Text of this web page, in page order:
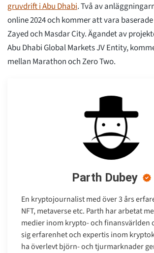
gruvdrift i Abu Dhabi. Två av
online 2024 och kommer att vara
Zayed och Masdar City. Ägandet av
Abu Dhabi Global Markets JV Entity,
mellan Marathon och Zero Two.
Parth Dubey
En kryptojournalist med över 3 års
NFT, metaverse etc. Parth har arbetat
medier inom krypto- och finansvärlden
sig erfarenhet och expertis inom
ha överlevt björn- och tjurmarknader